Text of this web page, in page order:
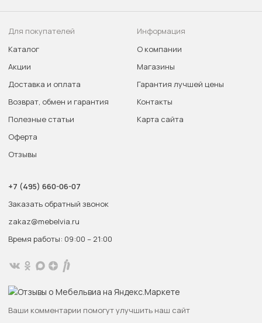
Для покупателей
Каталог
Акции
Доставка и оплата
Возврат, обмен и гарантия
Полезные статьи
Оферта
Отзывы
Информация
О компании
Магазины
Гарантия лучшей цены
Контакты
Карта сайта
+7 (495) 660-06-07
Заказать обратный звонок
zakaz@mebelvia.ru
Время работы: 09:00 – 21:00
Ваши комментарии помогут улучшить наш сайт